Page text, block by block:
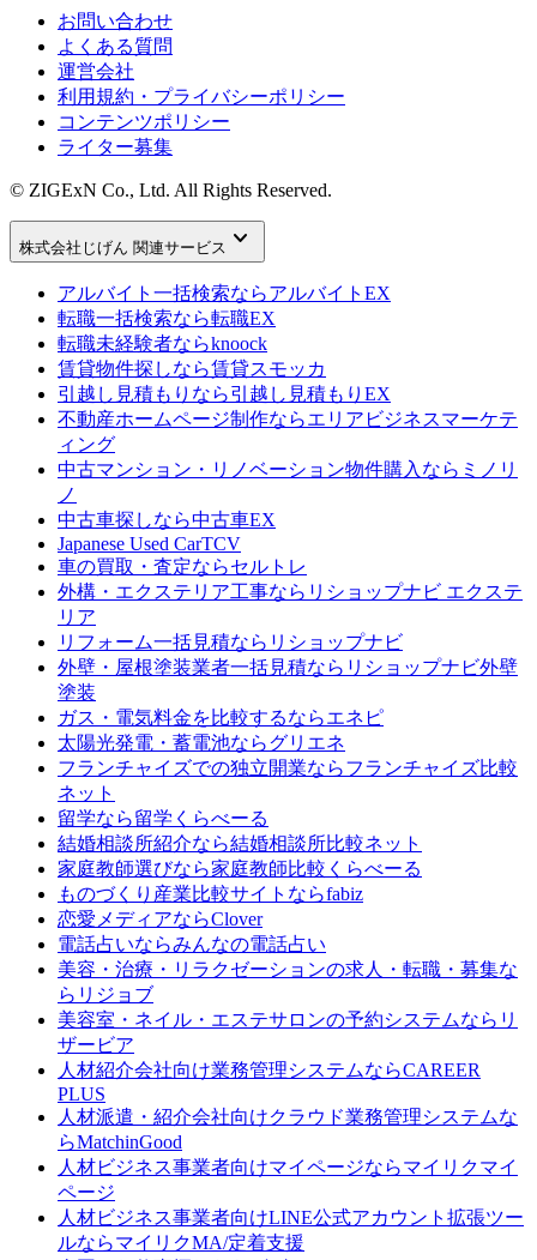
お問い合わせ
よくある質問
運営会社
利用規約・プライバシーポリシー
コンテンツポリシー
ライター募集
© ZIGExN Co., Ltd. All Rights Reserved.
株式会社じげん 関連サービス keyboard_arrow_down
アルバイト一括検索ならアルバイトEX
転職一括検索なら転職EX
転職未経験者ならknoock
賃貸物件探しなら賃貸スモッカ
引越し見積もりなら引越し見積もりEX
不動産ホームページ制作ならエリアビジネスマーケテ
ィング
中古マンション・リノベーション物件購入なら ミノリ
ノ
中古車探しなら中古車EX
Japanese Used CarTCV
車の買取・査定ならセルトレ
外構・エクステリア工事なら リショップナビ エクステ
リア
リフォーム一括見積なら リショップナビ
外壁・屋根塗装業者一括見積なら リショップナビ外壁
塗装
ガス・電気料金を比較するならエネピ
太陽光発電・蓄電池ならグリエネ
フランチャイズでの独立開業ならフランチャイズ比較
ネット
留学なら留学くらべーる
結婚相談所紹介なら結婚相談所比較ネット
家庭教師選びなら家庭教師比較くらべーる
ものづくり産業比較サイトならfabiz
恋愛メディアならClover
電話占いならみんなの電話占い
美容・治療・リラクゼーションの求人・転職・募集な
ら リジョブ
美容室・ネイル・エステサロンの予約システムなら リ
ザービア
人材紹介会社向け業務管理システムならCAREER
PLUS
人材派遣・紹介会社向けクラウド業務管理システムな
らMatchinGood
人材ビジネス事業者向けマイページならマイリクマイ
ページ
人材ビジネス事業者向けLINE公式アカウント拡張ツー
ルならマイリクMA/定着支援